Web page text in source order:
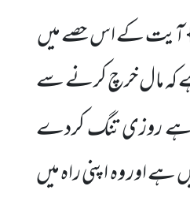
آیت کے اس حصے میں
ہے کہ مال خرچ کرنے سے
روزی تنگ کردے
اور وہ اپنی راہ میں